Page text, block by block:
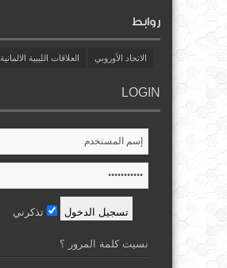
روابط
الاتحاد الأوروبي العلاقات الليبية الالمانية
LOGIN
تذكرني
نسيت كلمة المرور ؟